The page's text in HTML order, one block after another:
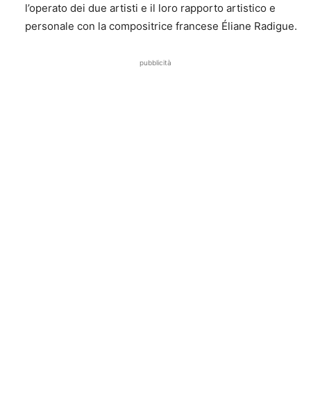
l’operato dei due artisti e il loro rapporto artistico e
personale con la compositrice francese Éliane Radigue.
pubblicità